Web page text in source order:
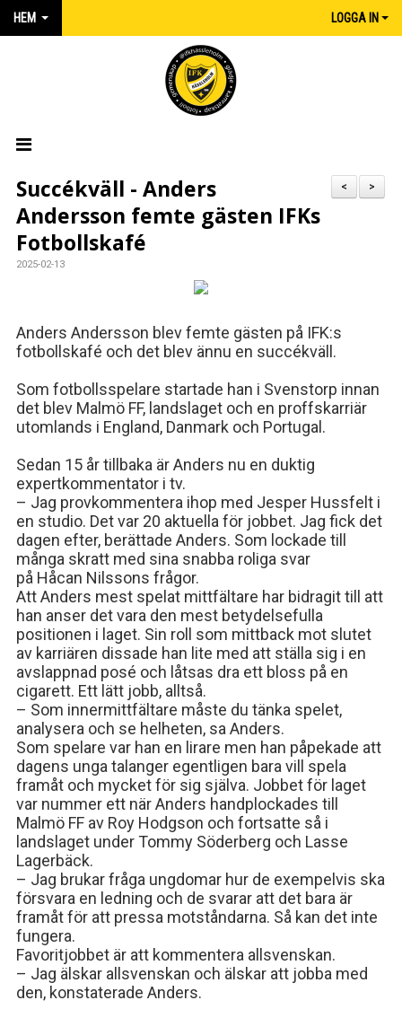
HEM LOGGA IN
HEM
NYHETER
MATCHER
IFK:AREN
IFK GER TILLBAKA
IFK TIPSET 2026
VM-TIPSET 2026
>
<
Succékväll - Anders
Andersson femte gästen IFKs
Fotbollskafé
2025-02-13
Anders Andersson blev femte gästen på IFK:s
fotbollskafé och det blev ännu en succékväll.
Som fotbollsspelare startade han i Svenstorp innan
det blev Malmö FF, landslaget och en proffskarriär
utomlands i England, Danmark och Portugal.
Sedan 15 år tillbaka är Anders nu en duktig
expertkommentator i tv.
– Jag provkommentera ihop med Jesper Hussfelt i
en studio. Det var 20 aktuella för jobbet. Jag fick det
dagen efter, berättade Anders. Som lockade till
många skratt med sina snabba roliga svar
på Håcan Nilssons frågor.
Att Anders mest spelat mittfältare har bidragit till att
han anser det vara den mest betydelsefulla
positionen i laget. Sin roll som mittback mot slutet
av karriären dissade han lite med att ställa sig i en
avslappnad posé och låtsas dra ett bloss på en
cigarett. Ett lätt jobb, alltså.
– Som innermittfältare måste du tänka spelet,
analysera och se helheten, sa Anders.
Som spelare var han en lirare men han påpekade att
dagens unga talanger egentligen bara vill spela
framåt och mycket för sig själva. Jobbet för laget
var nummer ett när Anders handplockades till
Malmö FF av Roy Hodgson och fortsatte så i
landslaget under Tommy Söderberg och Lasse
Lagerbäck.
– Jag brukar fråga ungdomar hur de exempelvis ska
försvara en ledning och de svarar att det bara är
framåt för att pressa motståndarna. Så kan det inte
fungera.
Favoritjobbet är att kommentera allsvenskan.
– Jag älskar allsvenskan och älskar att jobba med
den, konstaterade Anders.